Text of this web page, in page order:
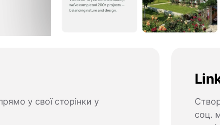
у свої сторінки у
соц.